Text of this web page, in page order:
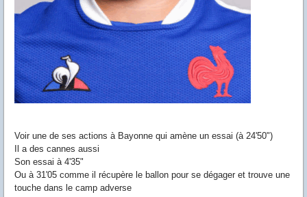
Voir une de ses actions à Bayonne qui amène un essai (à 24'50")
Il a des cannes aussi
Son essai à 4'35"
Ou à 31'05 comme il récupère le ballon pour se dégager et trouve une
touche dans le camp adverse